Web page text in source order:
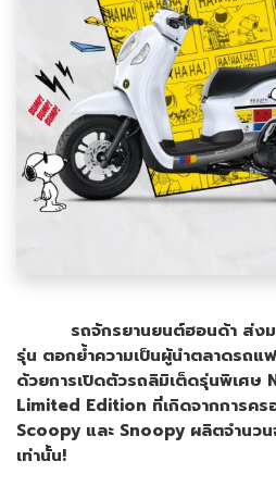
รถจักรยานยนต์ฮอนด้า ส่งมอ
รุ่น ตอกย้ำความเป็นผู้นำตลาดรถแ
ด้วยการเปิดตัวรถลิมิเต็ดรุ่นพิเศษ
Limited Edition ที่เกิดจากการคร
Scoopy และ Snoopy ผลิตจำนว
เท่านั้น!